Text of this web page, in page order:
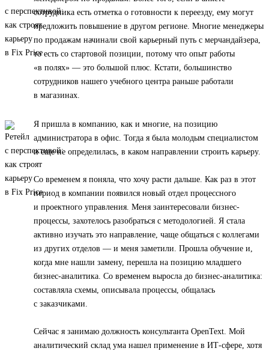
сотрудника есть отметка о готовности к переезду, ему могут
предложить повышение в другом регионе. Многие менеджеры
по продажам начинали свой карьерный путь с мерчандайзера,
то есть со стартовой позиции, потому что опыт работы
«в полях» — это большой плюс. Кстати, большинство
сотрудников нашего учебного центра раньше работали
в магазинах.
Я пришла в компанию, как и многие, на позицию
администратора в офис. Тогда я была молодым специалистом
и еще не определилась, в каком направлении строить карьеру.
Со временем я поняла, что хочу расти дальше. Как раз в этот
период в компании появился новый отдел процессного
и проектного управления. Меня заинтересовали бизнес-
процессы, захотелось разобраться с методологией. Я стала
активно изучать это направление, чаще общаться с коллегами
из других отделов — и меня заметили. Прошла обучение и,
когда мне нашли замену, перешла на позицию младшего
бизнес-аналитика. Со временем выросла до бизнес-аналитика:
составляла схемы, описывала процессы, общалась
с заказчиками.
Сейчас я занимаю должность консультанта OpenText. Мой
аналитический склад ума нашел применение в ИТ-сфере, хотя